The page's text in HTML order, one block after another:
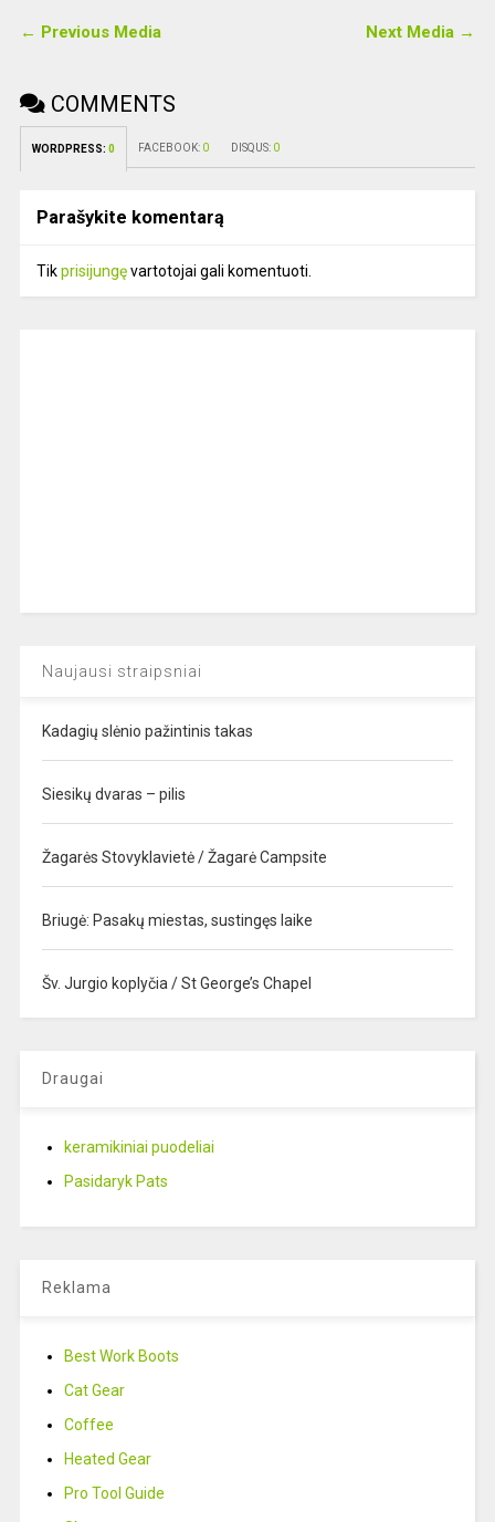
← Previous Media Next Media →
COMMENTS
WORDPRESS: 0 FACEBOOK: 0 DISQUS: 0
Parašykite komentarą
Tikprisijungęvartotojai gali komentuoti.
Naujausi straipsniai
Kadagių slėnio pažintinis takas
Siesikų dvaras – pilis
Žagarės Stovyklavietė / Žagarė Campsite
Briugė: Pasakų miestas, sustingęs laike
Šv. Jurgio koplyčia / St George’s Chapel
Draugai
keramikiniai puodeliai
Pasidaryk Pats
Reklama
Best Work Boots
Cat Gear
Coffee
Heated Gear
Pro Tool Guide